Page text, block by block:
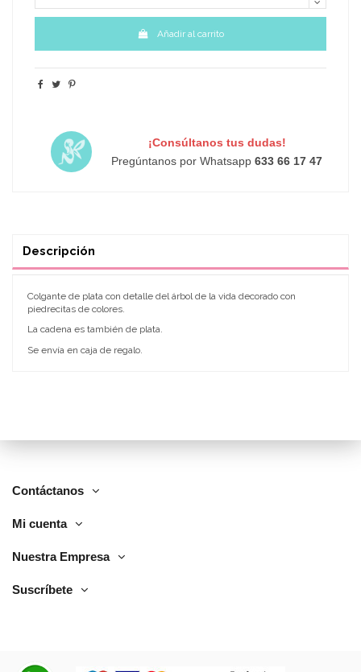
Añadir al carrito
¡Consúltanos tus dudas!
Pregúntanos por Whatsapp633 66 17 47
Descripción
Colgante de plata con detalle del árbol de la vida decorado con
piedrecitas de colores.
La cadena es también de plata.
Se envía en caja de regalo.
Contáctanos
Mi cuenta
Nuestra Empresa
Suscríbete